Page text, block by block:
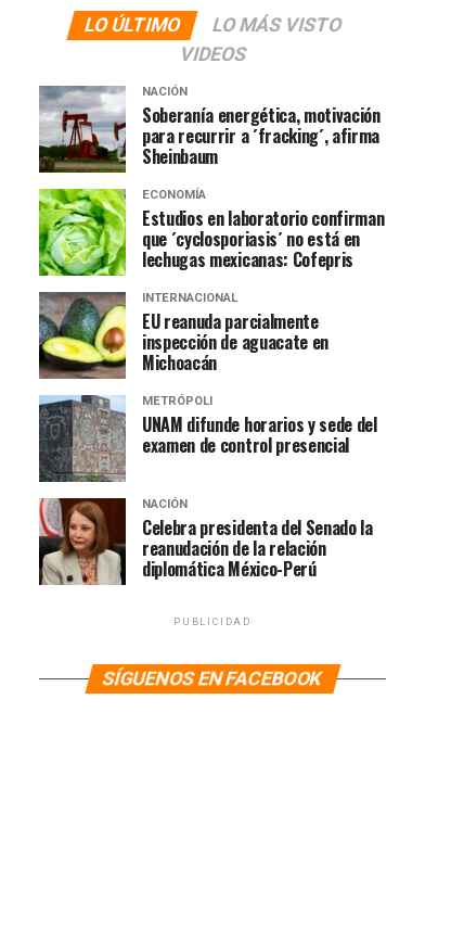
LO ÚLTIMO
LO MÁS VISTO
VIDEOS
NACIÓN
Soberanía energética, motivación
para recurrir a ´fracking´, afirma
Sheinbaum
ECONOMÍA
Estudios en laboratorio confirman
que ´cyclosporiasis´ no está en
lechugas mexicanas: Cofepris
INTERNACIONAL
EU reanuda parcialmente
inspección de aguacate en
Michoacán
METRÓPOLI
UNAM difunde horarios y sede del
examen de control presencial
NACIÓN
Celebra presidenta del Senado la
reanudación de la relación
diplomática México-Perú
PUBLICIDAD
SÍGUENOS EN FACEBOOK